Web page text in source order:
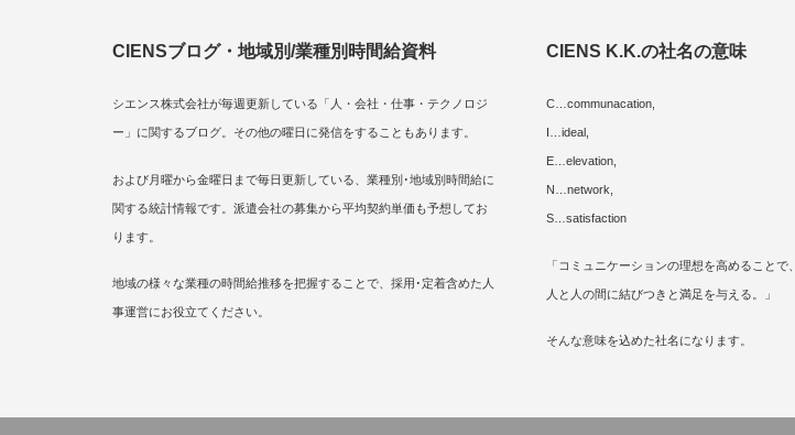
CIENSブログ・地域別/業種別時間給資料
シエンス株式会社が毎週更新している「人・会社・仕事・テクノロジ
ー」に関するブログ。その他の曜日に発信をすることもあります。
および月曜から金曜日まで毎日更新している、業種別･地域別時間給に
関する統計情報です。派遣会社の募集から平均契約単価も予想してお
ります。
地域の様々な業種の時間給推移を把握することで、採用･定着含めた人
事運営にお役立てください。
CIENS K.K.の社名の意味
C…communacation,
I…ideal,
E…elevation,
N…network,
S…satisfaction
「コミュニケーションの理想を高めることで、
人と人の間に結びつきと満足を与える。」
そんな意味を込めた社名になります。